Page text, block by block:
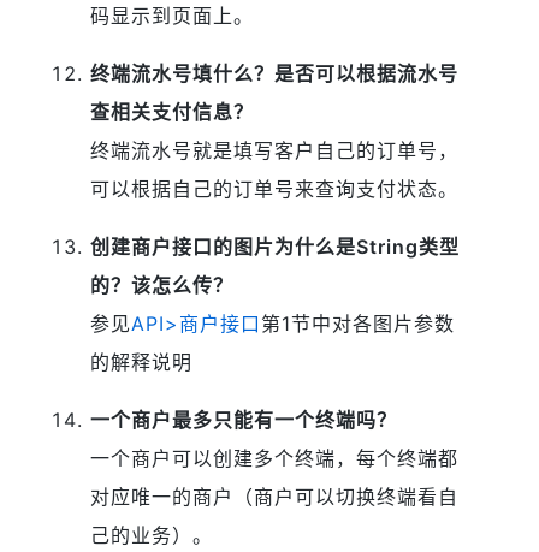
码显示到页面上。
终端流水号填什么？是否可以根据流水号
查相关支付信息？
终端流水号就是填写客户自己的订单号，
可以根据自己的订单号来查询支付状态。
创建商户接口的图片为什么是String类型
的？该怎么传？
参见API>商户接口 第1节中对各图片参数
的解释说明
一个商户最多只能有一个终端吗？
一个商户可以创建多个终端，每个终端都
对应唯一的商户（商户可以切换终端看自
己的业务）。